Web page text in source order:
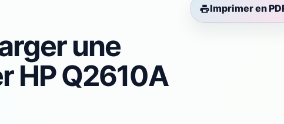
Imprimer en
une
HP Q2610A